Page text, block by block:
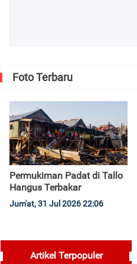
Foto Terbaru
Permukiman Padat di Tallo
Hangus Terbakar
Jum'at, 31 Jul 2026 22:06
Artikel Terpopuler